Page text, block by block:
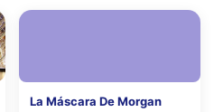
La Máscara De Morgan